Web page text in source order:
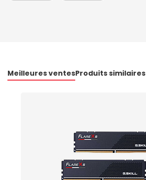
Meilleures ventesProduits similaires